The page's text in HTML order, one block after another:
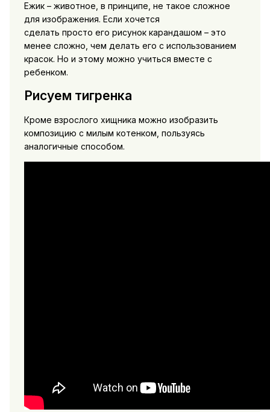
Ежик – животное, в принципе, не такое сложное
для изображения. Если хочется
сделать просто его рисунок карандашом – это
менее сложно, чем делать его с использованием
красок. Но и этому можно учиться вместе с
ребенком.
Рисуем тигренка
Кроме взрослого хищника можно изобразить
композицию с милым котенком, пользуясь
аналогичные способом.